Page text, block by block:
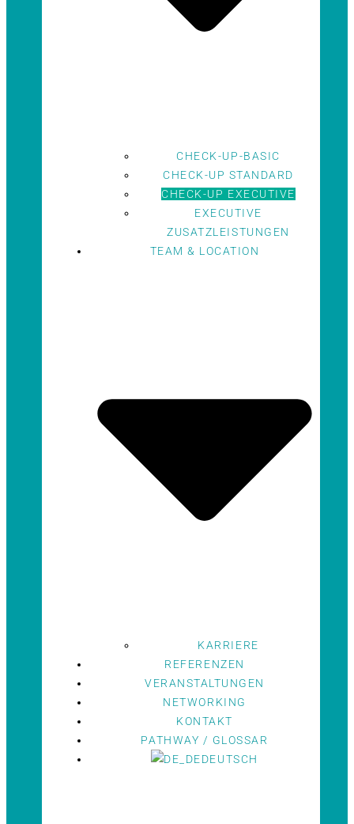
CHECK-UP-BASIC
CHECK-UP STANDARD
CHECK-UP EXECUTIVE
EXECUTIVE
ZUSATZLEISTUNGEN
TEAM & LOCATION
KARRIERE
REFERENZEN
VERANSTALTUNGEN
NETWORKING
KONTAKT
PATHWAY / GLOSSAR
DEUTSCH